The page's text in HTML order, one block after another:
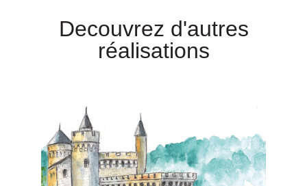
Decouvrez d'autres
réalisations